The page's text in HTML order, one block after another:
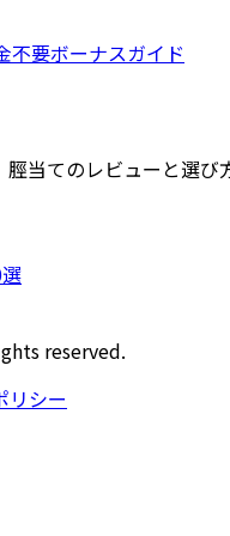
不要ボーナスガイド
当てのレビューと選び
reserved.
リシー